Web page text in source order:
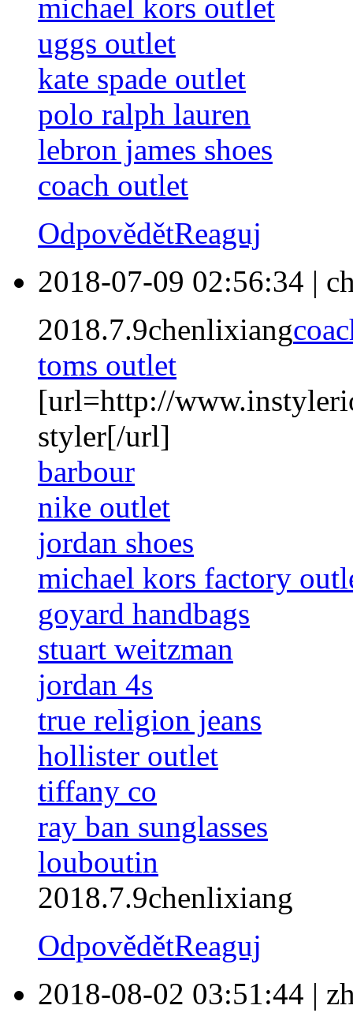
michael kors outlet
uggs outlet
kate spade outlet
polo ralph lauren
lebron james shoes
coach outlet
OdpovědětReaguj
2018-07-09 02:56:34 |
2018.7.9chenlixiang
toms outlet
[url=http://
styler[/url]
barbour
nike outlet
jordan shoes
michael kors factory
goyard handbags
stuart weitzman
jordan 4s
true religion jeans
hollister outlet
tiffany co
ray ban sunglasses
louboutin
2018.7.9chenlixiang
OdpovědětReaguj
2018-08-02 03:51:44 |